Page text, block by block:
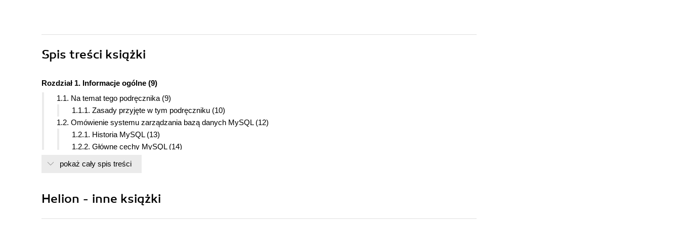
Spis treści książki
Rozdział 1. Informacje ogólne (9)
1.1. Na temat tego podręcznika (9)
1.1.1. Zasady przyjęte w tym podręczniku (10)
1.2. Omówienie systemu zarządzania bazą danych MySQL (12)
1.2.1. Historia MySQL (13)
1.2.2. Główne cechy MySQL (14)
1.2.3. Stabilność MySQL (17)
1.2.4. Jak duże mogą być tabele MySQL (18)
1.3. Omówienie MySQL AB (21)
1.3.1. Model biznesowy i usługi MySQL AB (22)
1.3.2. Informacje o kontakcie (25)
pokaż cały spis treści
Helion - inne książki